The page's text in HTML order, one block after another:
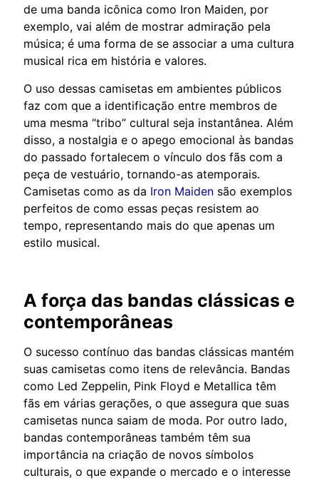
de uma banda icônica como Iron Maiden, por
exemplo, vai além de mostrar admiração pela
música; é uma forma de se associar a uma cultura
musical rica em história e valores.
O uso dessas camisetas em ambientes públicos
faz com que a identificação entre membros de
uma mesma “tribo” cultural seja instantânea. Além
disso, a nostalgia e o apego emocional às bandas
do passado fortalecem o vínculo dos fãs com a
peça de vestuário, tornando-as atemporais.
Camisetas como as da Iron Maiden são exemplos
perfeitos de como essas peças resistem ao
tempo, representando mais do que apenas um
estilo musical.
A força das bandas clássicas e
contemporâneas
O sucesso contínuo das bandas clássicas mantém
suas camisetas como itens de relevância. Bandas
como Led Zeppelin, Pink Floyd e Metallica têm
fãs em várias gerações, o que assegura que suas
camisetas nunca saiam de moda. Por outro lado,
bandas contemporâneas também têm sua
importância na criação de novos símbolos
culturais, o que expande o mercado e o interesse